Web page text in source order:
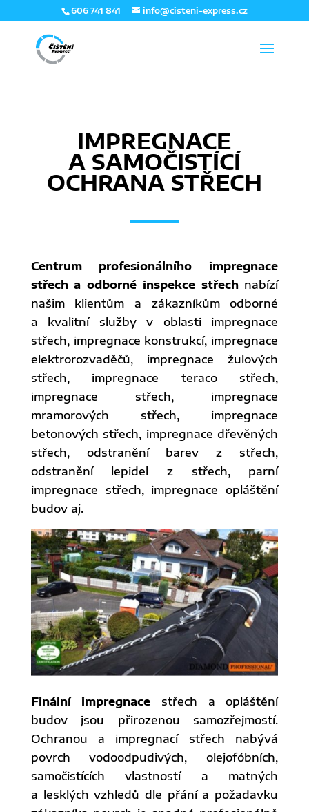
606 741 841 info@cisteni-express.cz
IMPREGNACE
A SAMOČISTÍCÍ
OCHRANA STŘECH
Centrum profesionálního impregnace
střech a odborné inspekce střechnabízí
našim klientům a zákazníkům odborné
a kvalitní služby v oblasti impregnace
střech, impregnace konstrukcí, impregnace
elektrorozvaděčů, impregnace žulových
střech, impregnace teraco střech,
impregnace střech, impregnace
mramorových střech, impregnace
betonových střech, impregnace dřevěných
střech, odstranění barev z střech,
odstranění lepidel z střech, parní
impregnace střech, impregnace opláštění
budov aj.
Finální impregnace střech a opláštění
budov jsou přirozenou samozřejmostí.
Ochranou a impregnací střech nabývá
povrch vodoodpudivých, olejofóbních,
samočistících vlastností a matných
a lesklých vzhledů dle přání a požadavku